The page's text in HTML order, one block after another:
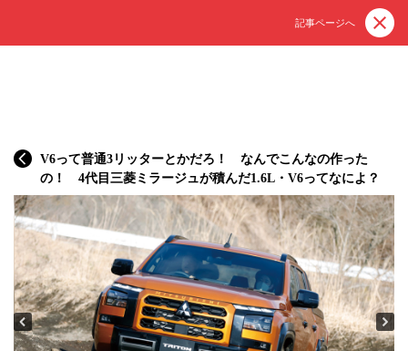
記事ページへ
V6って普通3リッターとかだろ！ なんでこんなの作った
の！ 4代目三菱ミラージュが積んだ1.6L・V6ってなによ？